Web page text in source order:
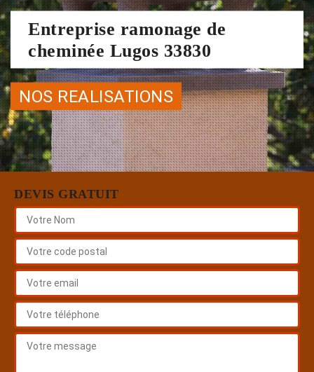
Entreprise ramonage de
cheminée Lugos 33830
NOS REALISATIONS
DEVIS GRATUIT